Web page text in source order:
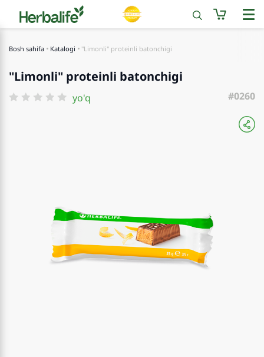
Bosh sahifa Katalogi "Limonli" proteinli batonchigi
"Limonli" proteinli batonchigi
yo'q #0260